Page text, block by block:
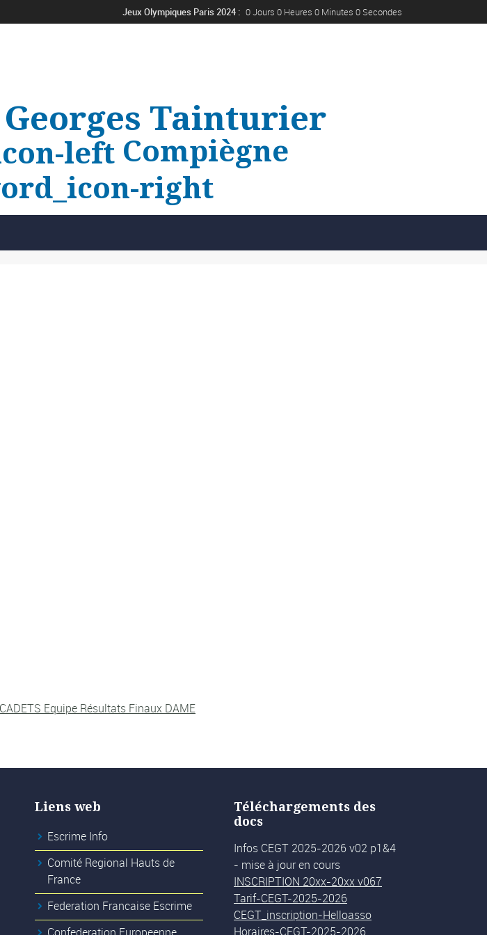
Jeux Olympiques Paris 2024 : 0 Jours 0 Heures 0 Minutes 0 Secondes
Tainturier
Compiègne
Equipe Résultats Finaux DAME
Liens web
Escrime Info
Comité Regional Hauts de
France
Federation Francaise Escrime
Téléchargements des
docs
Infos CEGT 2025-2026 v02 p1&4
- mise à jour en cours
INSCRIPTION 20xx-20xx v067
Tarif-CEGT-2025-2026
CEGT_inscription-Helloasso
Horaires-CEGT-2025-2026